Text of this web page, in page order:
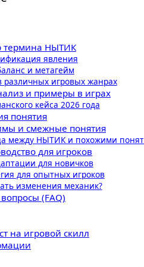
термина НЫТИК
явления
и метагейм
различных игровых жанрах
и примеры в играх
кейса 2026 года
понятия
и смежные понятия
между НЫТИК и похожими
для игроков
для новичков
для опытных игроков
изменения механик?
(FAQ)
на игровой скилл